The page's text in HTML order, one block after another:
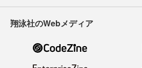
翔泳社のWebメディア